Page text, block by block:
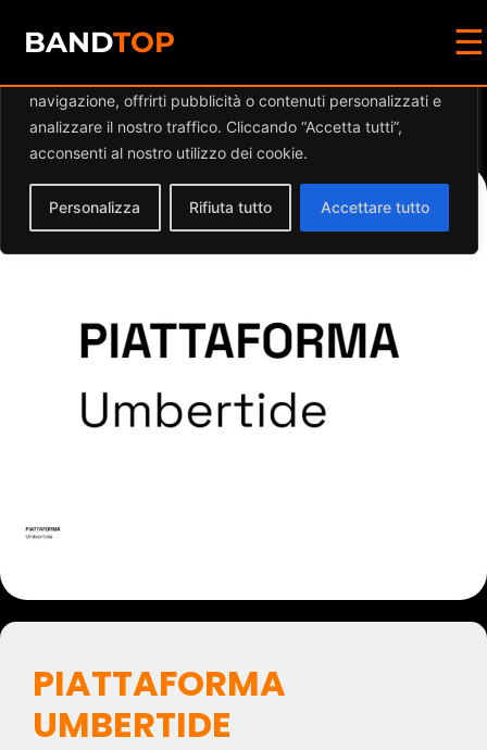
Diamo valore alla tua privacy
navigazione, offrirti pubblicità o contenuti personalizzati e
analizzare il nostro traffico. Cliccando “Accetta tutti”,
acconsenti al nostro utilizzo dei cookie.
Personalizza Rifiuta tutto Accettare tutto
BANDTOP ☰
Events at this location
PIATTAFORMA
UMBERTIDE